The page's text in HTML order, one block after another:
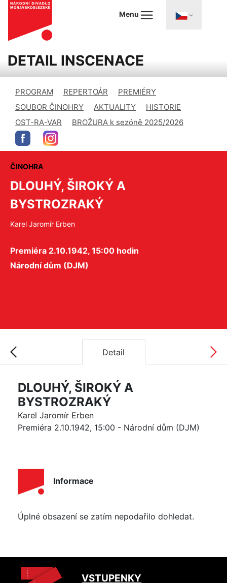
Menu
DETAIL INSCENACE
PROGRAM REPERTOÁR
PREMIÉRY
SOUBOR ČINOHRY
AKTUALITY
HISTORIE
OST-RA-VAR
BROŽURA k sezóně 2025/2026
ČINOHRA
DLOUHÝ, ŠIROKÝ A
BYSTROZRAKÝ
Karel Jaromír Erben
Premiéra 2.10.1942, 15:00 hodin
Národní dům (DJM)
Detail
DLOUHÝ, ŠIROKÝ A
BYSTROZRAKÝ
Karel Jaromír Erben
Premiéra 2.10.1942, 15:00 - Národní dům (DJM)
Informace
Úplné obsazení se zatím nepodařilo dohledat.
VSTUPENKY